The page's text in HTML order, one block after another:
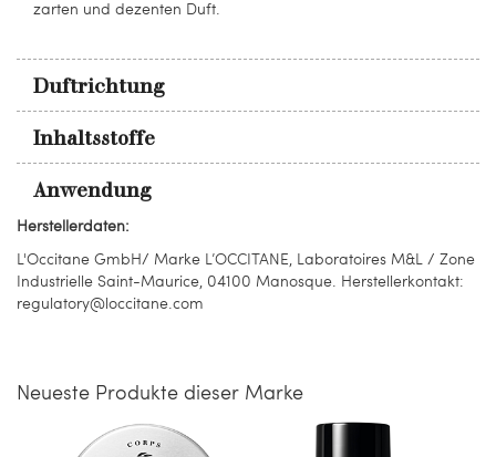
zarten und dezenten Duft.
Duftrichtung
Inhaltsstoffe
Anwendung
Herstellerdaten:
L'Occitane GmbH/ Marke L’OCCITANE, Laboratoires M&L / Zone
Industrielle Saint-Maurice, 04100 Manosque. Herstellerkontakt:
regulatory@loccitane.com
Neueste Produkte dieser Marke